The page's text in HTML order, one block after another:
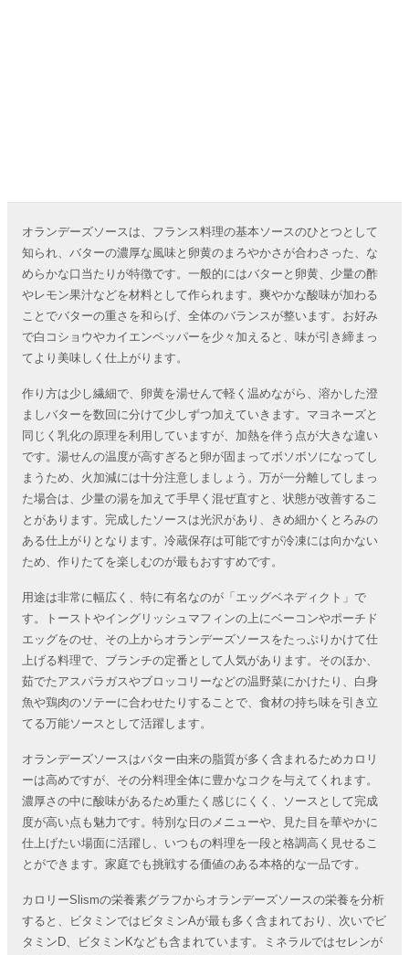
オランデーズソースは、フランス料理の基本ソースのひとつとして
知られ、バターの濃厚な風味と卵黄のまろやかさが合わさった、な
めらかな口当たりが特徴です。一般的にはバターと卵黄、少量の酢
やレモン果汁などを材料として作られます。爽やかな酸味が加わる
ことでバターの重さを和らげ、全体のバランスが整います。お好み
で白コショウやカイエンペッパーを少々加えると、味が引き締まっ
てより美味しく仕上がります。
作り方は少し繊細で、卵黄を湯せんで軽く温めながら、溶かした澄
ましバターを数回に分けて少しずつ加えていきます。マヨネーズと
同じく乳化の原理を利用していますが、加熱を伴う点が大きな違い
です。湯せんの温度が高すぎると卵が固まってボソボソになってし
まうため、火加減には十分注意しましょう。万が一分離してしまっ
た場合は、少量の湯を加えて手早く混ぜ直すと、状態が改善するこ
とがあります。完成したソースは光沢があり、きめ細かくとろみの
ある仕上がりとなります。冷蔵保存は可能ですが冷凍には向かない
ため、作りたてを楽しむのが最もおすすめです。
用途は非常に幅広く、特に有名なのが「エッグベネディクト」で
す。トーストやイングリッシュマフィンの上にベーコンやポーチド
エッグをのせ、その上からオランデーズソースをたっぷりかけて仕
上げる料理で、ブランチの定番として人気があります。そのほか、
茹でたアスパラガスやブロッコリーなどの温野菜にかけたり、白身
魚や鶏肉のソテーに合わせたりすることで、食材の持ち味を引き立
てる万能ソースとして活躍します。
オランデーズソースはバター由来の脂質が多く含まれるためカロリ
ーは高めですが、その分料理全体に豊かなコクを与えてくれます。
濃厚さの中に酸味があるため重たく感じにくく、ソースとして完成
度が高い点も魅力です。特別な日のメニューや、見た目を華やかに
仕上げたい場面に活躍し、いつもの料理を一段と格調高く見せるこ
とができます。家庭でも挑戦する価値のある本格的な一品です。
カロリーSlismの栄養素グラフからオランデーズソースの栄養を分析
すると、ビタミンではビタミンAが最も多く含まれており、次いでビ
タミンD、ビタミンKなども含まれています。ミネラルではセレンが